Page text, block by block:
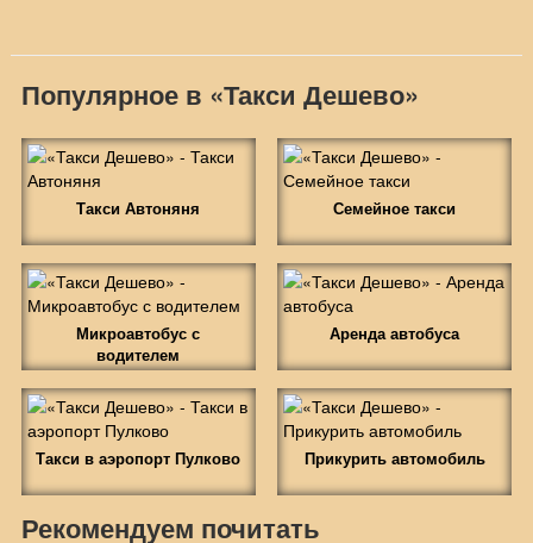
Популярное в «Такси Дешево»
Такси Автоняня Семейное такси
Микроавтобус с
водителем
Аренда автобуса
Такси в аэропорт Пулково Прикурить автомобиль
Рекомендуем почитать